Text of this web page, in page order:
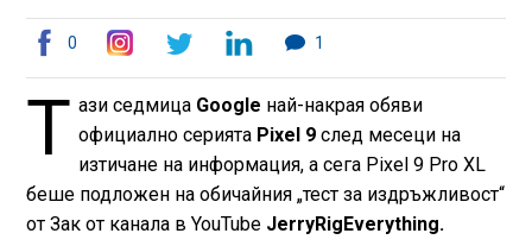
0 1
Т ази седмица Google най-накрая обяви
официално серията Pixel 9 след месеци на
изтичане на информация, а сега Pixel 9 Pro XL
беше подложен на обичайния „тест за издръжливост“
от Зак от канала в YouTube JerryRigEverything.